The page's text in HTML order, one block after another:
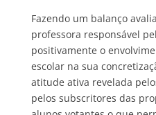
Fazendo um balanço
professora responsável
positivamente o
escolar na sua
atitude ativa revelada
pelos subscritores das